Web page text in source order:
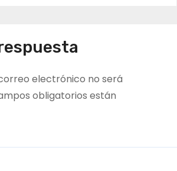
electrónico no será
obligatorios están